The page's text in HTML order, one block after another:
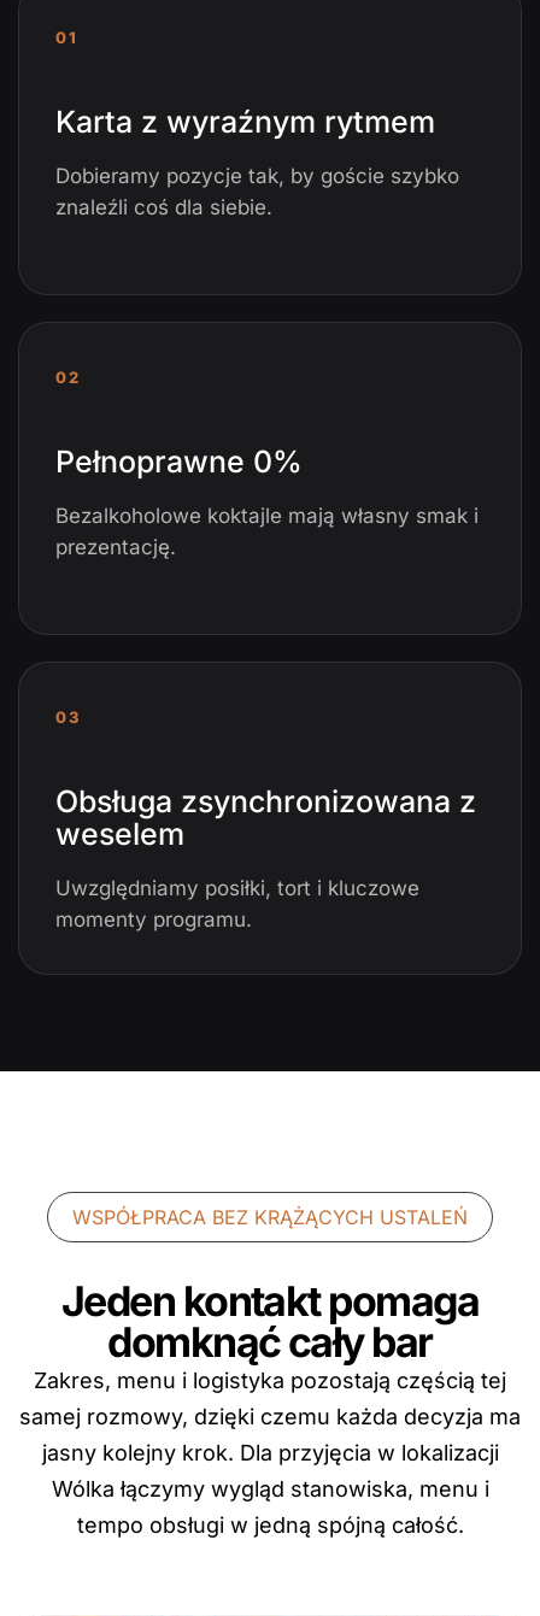
01
Karta z wyraźnym rytmem
Dobieramy pozycje tak, by goście szybko
znaleźli coś dla siebie.
02
Pełnoprawne 0%
Bezalkoholowe koktajle mają własny smak i
prezentację.
03
Obsługa zsynchronizowana z
weselem
Uwzględniamy posiłki, tort i kluczowe
momenty programu.
WSPÓŁPRACA BEZ KRĄŻĄCYCH USTALEŃ
Jeden kontakt pomaga
domknąć cały bar
Zakres, menu i logistyka pozostają częścią tej
samej rozmowy, dzięki czemu każda decyzja ma
jasny kolejny krok. Dla przyjęcia w lokalizacji
Wólka łączymy wygląd stanowiska, menu i
tempo obsługi w jedną spójną całość.